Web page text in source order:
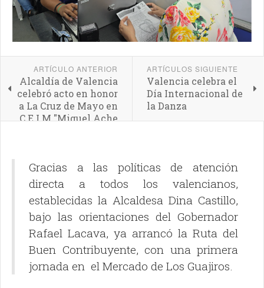
ARTÍCULO ANTERIOR
Alcaldía de Valencia
celebró acto en honor
a La Cruz de Mayo en
C.E.I.M "Miguel Ache
ARTÍCULOS SIGUIENTE
Valencia celebra el
Día Internacional de
la Danza
Gracias a las políticas de atención
directa a todos los valencianos,
establecidas la Alcaldesa Dina Castillo,
bajo las orientaciones del Gobernador
Rafael Lacava, ya arrancó la Ruta del
Buen Contribuyente, con una primera
jornada en el Mercado de Los Guajiros.